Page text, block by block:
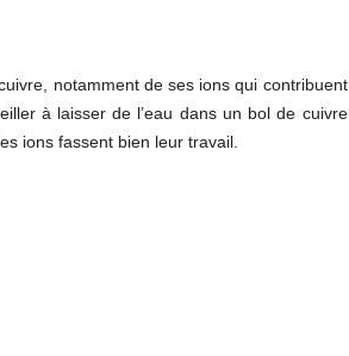
notamment de ses ions qui contribuent
à laisser de l’eau dans un bol de cuivre
ions fassent bien leur travail.